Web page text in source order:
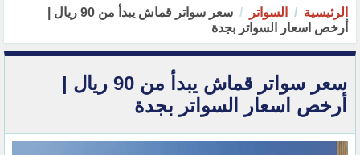
الرئيسية السواتر
سعر سواتر قماش يبدأ من 90 ريال |
أرخص اسعار السواتر بجدة‏
سعر سواتر قماش يبدأ من 90 ريال |
أرخص اسعار السواتر بجدة‏